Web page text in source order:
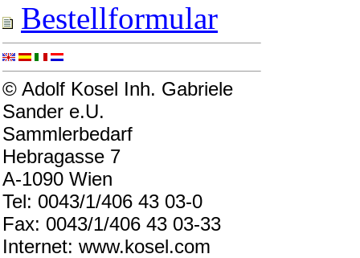
Bestellformular
© Adolf Kosel Inh. Gabriele
Sander e.U.
Sammlerbedarf
Hebragasse 7
A-1090 Wien
Tel: 0043/1/406 43 03-0
Fax: 0043/1/406 43 03-33
Internet: www.kosel.com